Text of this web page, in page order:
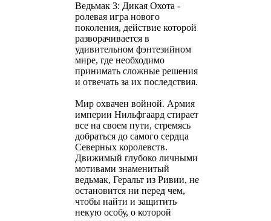
Ведьмак 3: Дикая Охота -
ролевая игра нового
поколения, действие которой
разворачивается в
удивительном фэнтезийном
мире, где необходимо
принимать сложные решения
и отвечать за их последствия.
Мир охвачен войной. Армия
империи Нильфгаард стирает
все на своем пути, стремясь
добраться до самого сердца
Северных королевств.
Движимый глубоко личными
мотивами знаменитый
ведьмак, Геральт из Ривии, не
остановится ни перед чем,
чтобы найти и защитить
некую особу, о которой